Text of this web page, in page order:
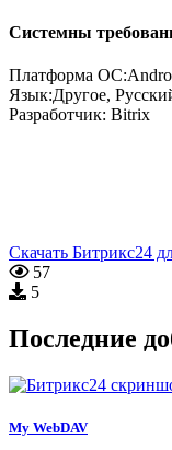
Системны
Платформа ОС:
Язык:Другое,
Разработчик: Bitrix
Скачать Битрикс24
57
5
Последние
My WebDAV